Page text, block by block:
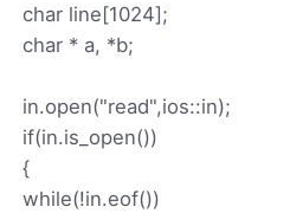
char line[1024];
char * a, *b;
in.open("read",ios::in);
if(in.is_open())
{
while(!in.eof())